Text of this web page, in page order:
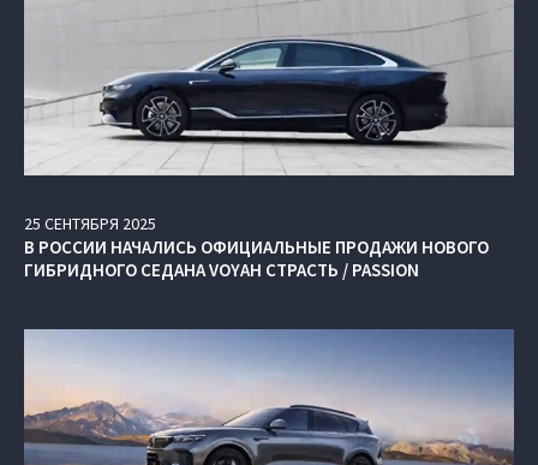
25 СЕНТЯБРЯ 2025
В РОССИИ НАЧАЛИСЬ ОФИЦИАЛЬНЫЕ ПРОДАЖИ НОВОГО
ГИБРИДНОГО СЕДАНА VOYAH СТРАСТЬ / PASSION